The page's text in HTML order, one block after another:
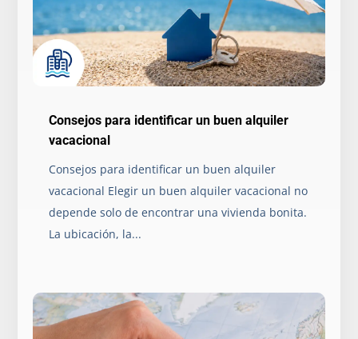
Consejos para identificar un buen alquiler
vacacional
Consejos para identificar un buen alquiler
vacacional Elegir un buen alquiler vacacional no
depende solo de encontrar una vivienda bonita.
La ubicación, la...